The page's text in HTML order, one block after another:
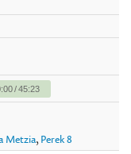
/45:23
Metzia, Perek 8